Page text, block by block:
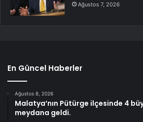
Ağustos 7, 2026
En Güncel Haberler
Ağustos 8, 2026
Malatya’nın Pütürge ilçesinde 4
meydana geldi.